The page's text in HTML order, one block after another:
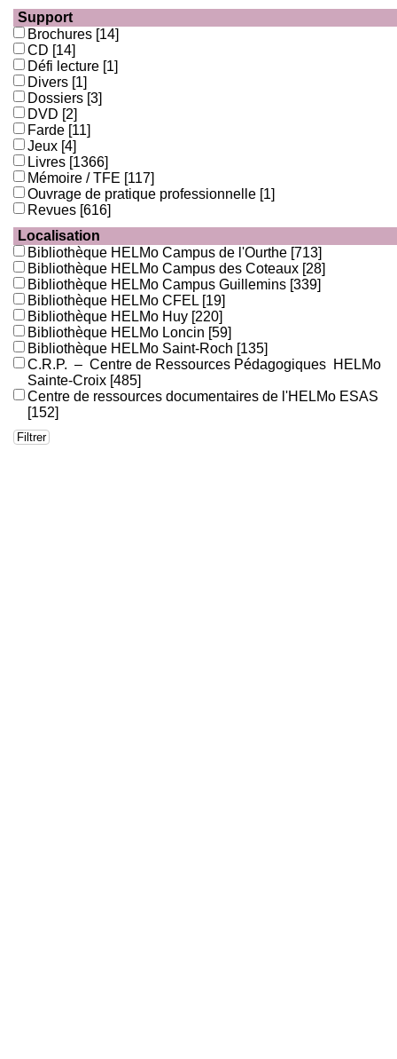
Support
Brochures [14]
CD [14]
Défi lecture [1]
Divers [1]
Dossiers [3]
DVD [2]
Farde [11]
Jeux [4]
Livres [1366]
Mémoire / TFE [117]
Ouvrage de pratique professionnelle [1]
Revues [616]
Localisation
Bibliothèque HELMo Campus de l'Ourthe [713]
Bibliothèque HELMo Campus des Coteaux [28]
Bibliothèque HELMo Campus Guillemins [339]
Bibliothèque HELMo CFEL [19]
Bibliothèque HELMo Huy [220]
Bibliothèque HELMo Loncin [59]
Bibliothèque HELMo Saint-Roch [135]
C.R.P. – Centre de Ressources Pédagogiques HELMo
Sainte-Croix [485]
Centre de ressources documentaires de l'HELMo ESAS
[152]